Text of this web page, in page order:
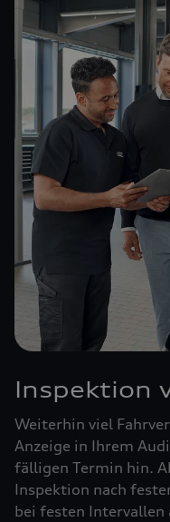
Inspektion
Weiterhin viel
Anzeige in Ihrem
fälligen Termin hin.
Inspektion nach
bei festen Intervallen